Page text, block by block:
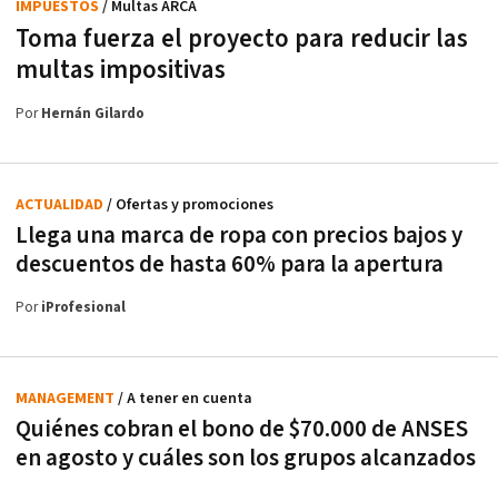
Toma fuerza el proyecto para reducir las
multas impositivas
IMPUESTOS / Multas ARCA
PorHernán Gilardo
Llega una marca de ropa con precios bajos y
descuentos de hasta 60% para la apertura
ACTUALIDAD / Ofertas y promociones
PoriProfesional
Quiénes cobran el bono de $70.000 de ANSES
en agosto y cuáles son los grupos alcanzados
MANAGEMENT / A tener en cuenta